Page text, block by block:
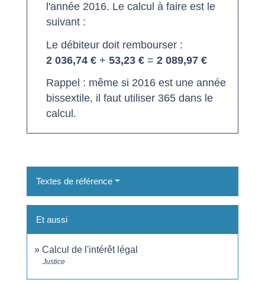
l'année 2016. Le calcul à faire est le
suivant :
Le débiteur doit rembourser :
2 036,74 € + 53,23 € = 2 089,97 €
Rappel : même si 2016 est une année
bissextile, il faut utiliser 365 dans le
calcul.
Textes de référence
Et aussi
Calcul de l'intérêt légal
Justice